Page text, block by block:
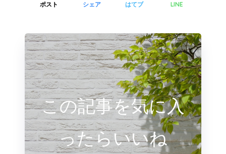
ポスト シェア はてブ LINE
この記事を気に入
ったらいいね